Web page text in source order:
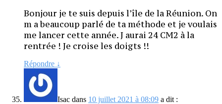
Bonjour je te suis depuis l’île de la Réunion. On
m a beaucoup parlé de ta méthode et je voulais
me lancer cette année. J aurai 24 CM2 à la
rentrée ! Je croise les doigts !!
Répondre ↓
Isac dans 10 juillet 2021 à 08:09 a dit :